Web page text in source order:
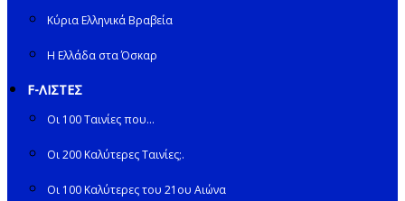
Κύρια Ελληνικά Βραβεία
Η Ελλάδα στα Όσκαρ
F-ΛΙΣΤΕΣ
Οι 100 Ταινίες που…
Οι 200 Καλύτερες Ταινίες;.
Οι 100 Καλύτερες του 21ου Αιώνα